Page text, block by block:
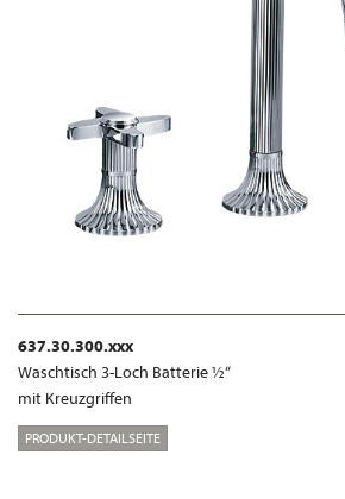
637.30.300.xxx
Waschtisch 3-Loch Batterie ½“
mit Kreuzgriffen
PRODUKT-DETAILSEITE